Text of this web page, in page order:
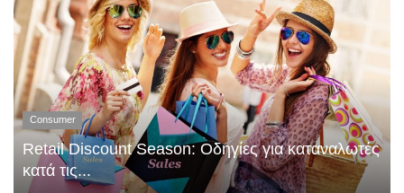
Consumer
Retail Discount Season: Οδηγίες για καταναλωτές
κατά τις...